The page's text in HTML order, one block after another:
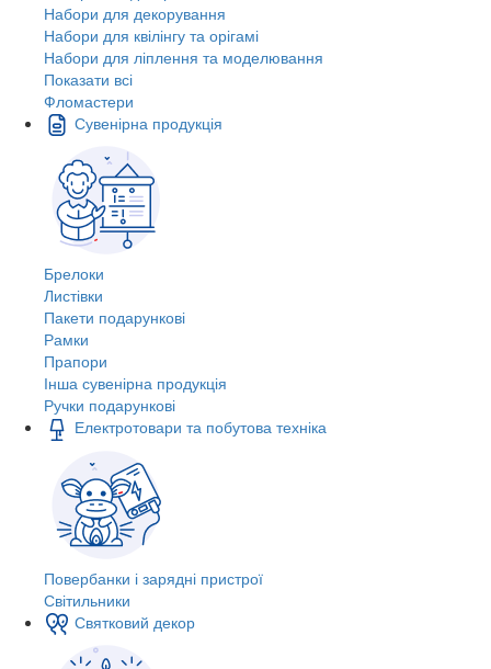
Набори для декорування
Набори для квілінгу та орігамі
Набори для ліплення та моделювання
Показати всі
Фломастери
Сувенірна продукція
Брелоки
Листівки
Пакети подарункові
Рамки
Прапори
Інша сувенірна продукція
Ручки подарункові
Електротовари та побутова техніка
Повербанки і зарядні пристрої
Світильники
Святковий декор